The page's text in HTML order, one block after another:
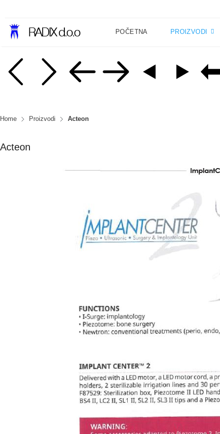
POČETNA PROIZVODI
Home Proizvodi Acteon
Acteon